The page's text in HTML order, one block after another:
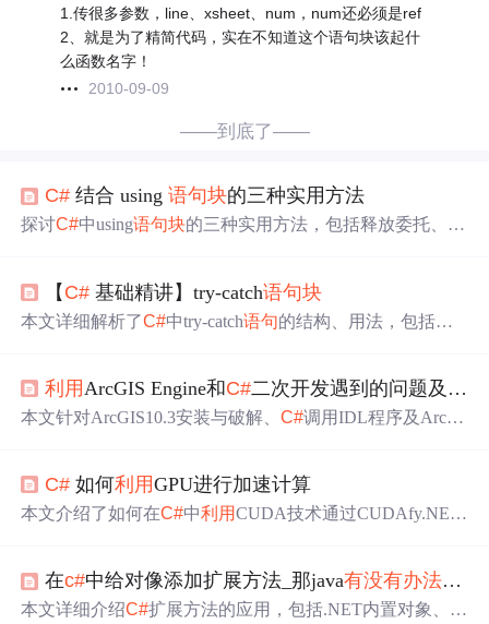
1.传很多参数，line、xsheet、num，num还必须是ref
2、就是为了精简代码，实在不知道这个语句块该起什
么函数名字！
2010-09-09
——到底了——
C# 结合 using语句块的三种实用方法
探讨C#中using语句块的三种实用方法，包括释放委托、统
【 C# 基础精讲】try-catch语句块
本文详细解析了C#中try-catch语句的结构、用法，包括捕
利用 ArcGIS Engine和C#二次开发遇到的问题及解决
本文针对ArcGIS10.3安装与破解、C#调用IDL程序及ArcEn
C# 如何利用GPU进行加速计算
本文介绍了如何在C#中利用CUDA技术通过CUDAfy.NET
码，定义GPU计算函数，并在GPU上执行计算。文章还提
醒注意数据传输开销对性能的影响。
在c#中给对像添加扩展方法_那java有没有办法添加
本文详细介绍C#扩展方法的应用，包括.NET内置对象、一